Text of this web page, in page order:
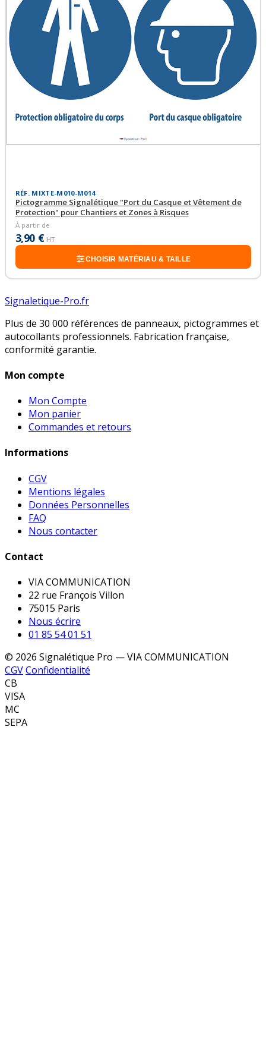
RÉF. MIXTE-M010-M014
Pictogramme Signalétique "Port du Casque et Vêtement de
Protection" pour Chantiers et Zones à Risques
À partir de
3,90 € HT
CHOISIR MATÉRIAU & TAILLE
Signaletique-Pro.fr
Plus de 30 000 références de panneaux, pictogrammes et
autocollants professionnels. Fabrication française,
conformité garantie.
Mon compte
Mon Compte
Mon panier
Commandes et retours
Informations
CGV
Mentions légales
Données Personnelles
FAQ
Nous contacter
Contact
VIA COMMUNICATION
22 rue François Villon
75015 Paris
Nous écrire
01 85 54 01 51
© 2026 Signalétique Pro — VIA COMMUNICATION
CGVConfidentialité
CB
VISA
MC
SEPA